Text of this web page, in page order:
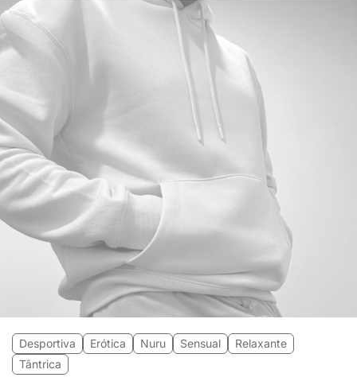
Desportiva Erótica Nuru Sensual
Relaxante
Tântrica